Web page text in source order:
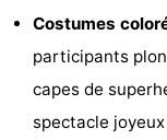
-
Faire
Costumes
participants
capes de
spectacle